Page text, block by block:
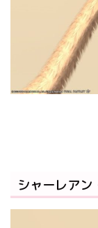
シャーレア